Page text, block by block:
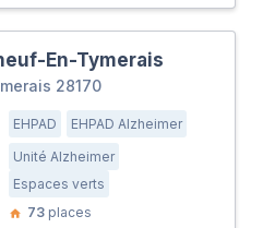
En-Tymerais
28170
EHPAD
EHPAD Alzheimer
Unité Alzheimer
Espaces verts
73 places